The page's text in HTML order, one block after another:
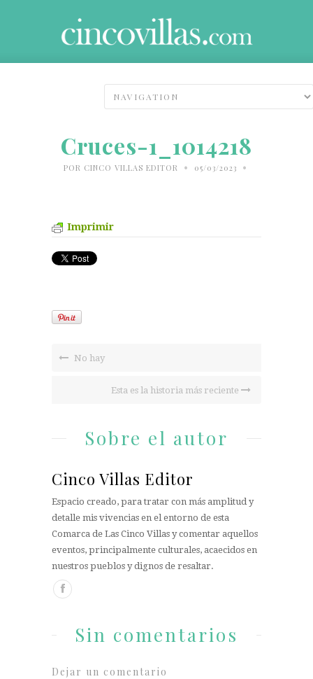
Cruces-1_1014218
POR CINCO VILLAS EDITOR • 05/03/2023 •
Imprimir
No hay
Esta es la historia más reciente
Sobre el autor
Cinco Villas Editor
Espacio creado, para tratar con más amplitud y
detalle mis vivencias en el entorno de esta
Comarca de Las Cinco Villas y comentar aquellos
eventos, principalmente culturales, acaecidos en
nuestros pueblos y dignos de resaltar.
Sin comentarios
Dejar un comentario